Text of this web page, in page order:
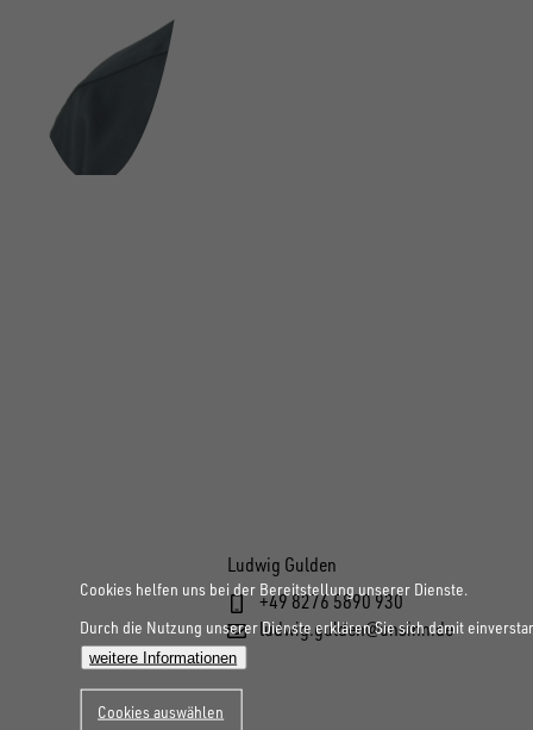
Ludwig Gulden
+49 8276 5890 930
ludwig.gulden@unsinn.de
Cookies helfen uns bei der Bereitstellung unserer Dienste.
Durch die Nutzung unserer Dienste erklären Sie sich damit
weitere Informationen
Cookies auswählen